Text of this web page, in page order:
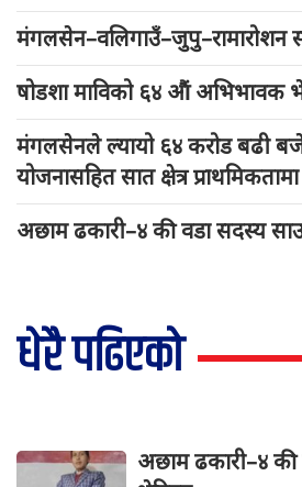
षोडशा माविको ६४ औं अभिभावक
मंगलसेनले ल्यायो ६४ करोड बढी
योजनासहित सात क्षेत्र प्राथमिकतामा
अछाम ढकारी–४ की वडा सदस्य
धेरै पढिएको
अछाम ढकारी–४